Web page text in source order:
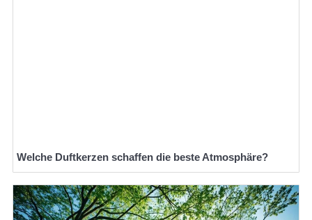
Welche Duftkerzen schaffen die beste Atmosphäre?